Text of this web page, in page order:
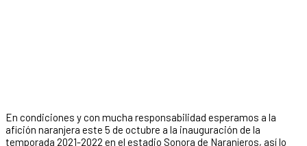
En condiciones y con mucha responsabilidad esperamos a la
afición naranjera este 5 de octubre a la inauguración de la
temporada 2021-2022 en el estadio Sonora de Naranjeros, así lo